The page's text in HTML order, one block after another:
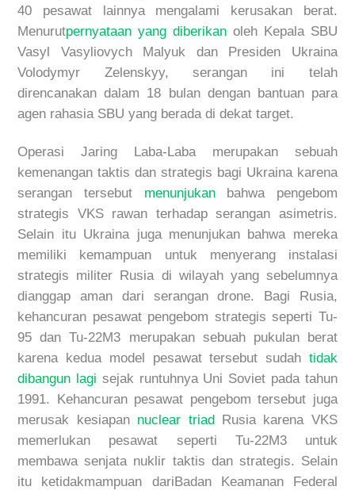
40 pesawat lainnya mengalami kerusakan berat.
Menurutpernyataan yang diberikan olehKepala SBU
Vasyl Vasyliovych Malyuk dan Presiden Ukraina
Volodymyr Zelenskyy, serangan ini telah
direncanakan dalam 18 bulan dengan bantuan para
agen rahasia SBU yang berada di dekat target.
Operasi Jaring Laba-Laba merupakan sebuah
kemenangantaktis dan strategis bagi Ukraina karena
serangan tersebut menunjukanbahwa pengebom
strategis VKSrawan terhadap serangan asimetris.
Selain itu Ukraina juga menunjukan bahwa mereka
memiliki kemampuan untuk menyerang instalasi
strategis militer Rusia di wilayah yang sebelumnya
dianggap aman dari serangandrone. Bagi Rusia,
kehancuran pesawat pengebom strategis seperti Tu-
95 dan Tu-22M3 merupakan sebuah pukulan berat
karena kedua model pesawat tersebut sudah tidak
dibangun lagi sejak runtuhnya Uni Soviet pada tahun
1991.
Kehancuran pesawat pengebom tersebut juga
merusak kesiapan nuclear triad Rusiakarena VKS
memerlukan pesawat seperti Tu-22M3 untuk
membawasenjata nuklir taktis dan strategis. Selain
itu ketidakmampuan dari Badan Keamanan Federal